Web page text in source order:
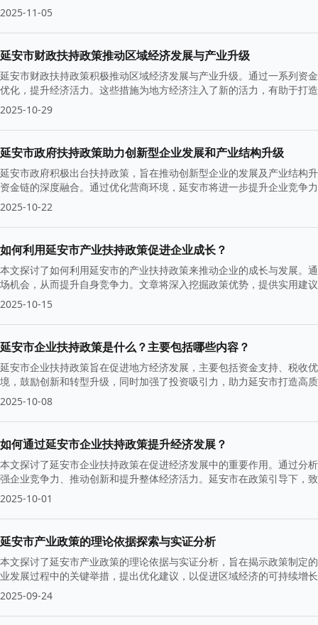
2025-11-05
延安市财政扶持政策推动区域经济发展与产业升级
延安市财政扶持政策积极推动区域经济发展与产业升级。通过一系列资
优化，提升经济活力。这些措施为地方经济注入了新的活力，有助于打
2025-10-29
延安市政府扶持政策助力创新型企业发展和产业结构升级
延安市政府积极出台扶持政策，旨在推动创新型企业的发展及产业结构
资金链的深度融合。通过优化营商环境，延安市将进一步提升企业竞争
2025-10-22
如何利用延安市产业扶持政策促进企业成长？
本文探讨了如何利用延安市的产业扶持政策来推动企业的成长与发展。
场机会，从而提升自身竞争力。文章将深入挖掘政策优势，提供实用建
2025-10-15
延安市企业扶持政策是什么？主要包括哪些内容？
延安市企业扶持政策旨在促进地方经济发展，主要包括资金支持、税收
境，鼓励创新和转型升级，同时加强了投资吸引力，助力延安市打造高
2025-10-08
如何通过延安市企业扶持政策提升经济发展？
本文探讨了延安市企业扶持政策在促进经济发展中的重要作用。通过分
强企业竞争力、推动创新和提升整体经济活力。延安市在政策引导下，
2025-10-01
延安市产业政策的理论依据探索与实证分析
本文探讨了延安市产业政策的理论依据与实证分析，旨在揭示政策制定
业发展过程中的关键举措，提出优化建议，以促进区域经济的可持续增
2025-09-24